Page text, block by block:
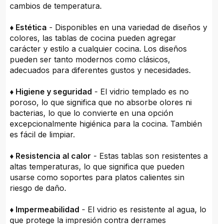
cambios de temperatura.
♦ Estética - Disponibles en una variedad de diseños y
colores, las tablas de cocina pueden agregar
carácter y estilo a cualquier cocina. Los diseños
pueden ser tanto modernos como clásicos,
adecuados para diferentes gustos y necesidades.
♦ Higiene y seguridad - El vidrio templado es no
poroso, lo que significa que no absorbe olores ni
bacterias, lo que lo convierte en una opción
excepcionalmente higiénica para la cocina. También
es fácil de limpiar.
♦ Resistencia al calor - Estas tablas son resistentes a
altas temperaturas, lo que significa que pueden
usarse como soportes para platos calientes sin
riesgo de daño.
♦ Impermeabilidad - El vidrio es resistente al agua, lo
que protege la impresión contra derrames